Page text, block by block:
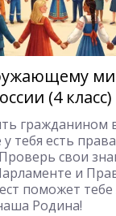
(4 класс)
гражданином
тебя есть
свои
и
поможет
Родина!